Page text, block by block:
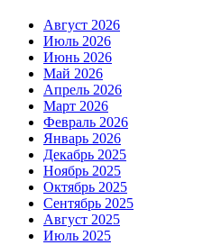
Август 2026
Июль 2026
Июнь 2026
Май 2026
Апрель 2026
Март 2026
Февраль 2026
Январь 2026
Декабрь 2025
Ноябрь 2025
Октябрь 2025
Сентябрь 2025
Август 2025
Июль 2025